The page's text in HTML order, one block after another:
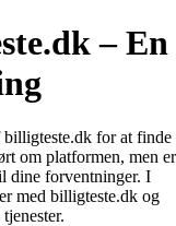
– En
billigteste.dk for at finde
om platformen, men er
dine forventninger. I
med billigteste.dk og